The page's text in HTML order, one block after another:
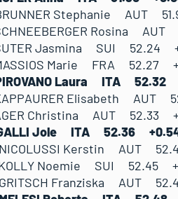
Stephanie AUT
Rosina
Jasmina SUI 52.24
Marie FRA 52.27
Laura ITA 52.32
Elisabeth AUT
Christina AUT 52.33
GALLI Jole ITA 52.36
NICOLUSSI Kerstin AUT
KOLLY Noemie SUI 52.45
GRITSCH Franziska AUT